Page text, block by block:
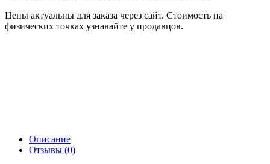
Цены актуальны для заказа через сайт. Стоимость на
физических точках узнавайте у продавцов.
Описание
Отзывы (0)